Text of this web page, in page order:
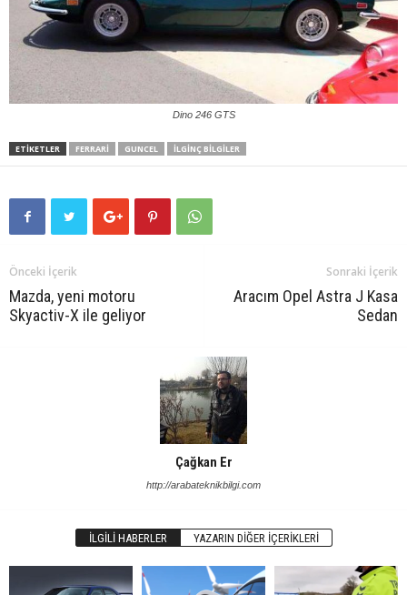
Dino 246 GTS
ETIKETLER FERRARI GUNCEL İLGINÇ BILGILER
Önceki İçerik
Mazda, yeni motoru
Skyactiv-X ile geliyor
Sonraki İçerik
Aracım Opel Astra J Kasa
Sedan
Çağkan Er
http://arabateknikbilgi.com
İLGILI HABERLER YAZARIN DIĞER İÇERIKLERI